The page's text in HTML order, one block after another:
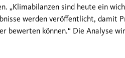
„Klimabilanzen sind heute ein
werden veröffentlicht, damit
bewerten können.“ Die Analyse